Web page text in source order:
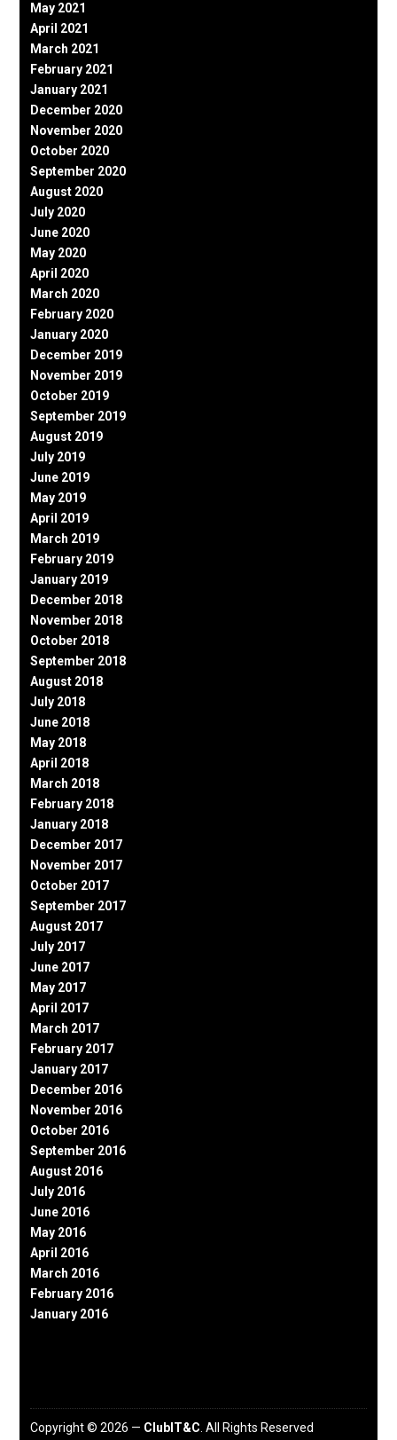
May 2021
April 2021
March 2021
February 2021
January 2021
December 2020
November 2020
October 2020
September 2020
August 2020
July 2020
June 2020
May 2020
April 2020
March 2020
February 2020
January 2020
December 2019
November 2019
October 2019
September 2019
August 2019
July 2019
June 2019
May 2019
April 2019
March 2019
February 2019
January 2019
December 2018
November 2018
October 2018
September 2018
August 2018
July 2018
June 2018
May 2018
April 2018
March 2018
February 2018
January 2018
December 2017
November 2017
October 2017
September 2017
August 2017
July 2017
June 2017
May 2017
April 2017
March 2017
February 2017
January 2017
December 2016
November 2016
October 2016
September 2016
August 2016
July 2016
June 2016
May 2016
April 2016
March 2016
February 2016
January 2016
Copyright © 2026 — ClubIT&C. All Rights Reserved